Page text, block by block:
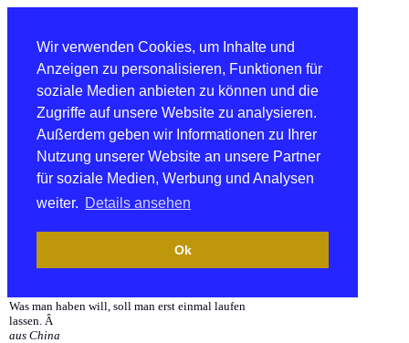
Wir verwenden Cookies, um Inhalte und
Anzeigen zu personalisieren, Funktionen für
soziale Medien anbieten zu können und die
Zugriffe auf unsere Website zu analysieren.
Außerdem geben wir Informationen zu Ihrer
Nutzung unserer Website an unsere Partner
für soziale Medien, Werbung und Analysen
weiter. Details ansehen
Ok
Was man haben will, soll man erst einmal laufen
lassen. Â
aus China